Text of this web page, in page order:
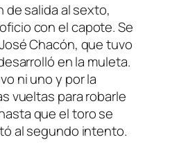
de salida al sexto,
con el capote. Se
Chacón, que tuvo
en la muleta.
ni uno y por la
vueltas para robarle
que el toro se
al segundo intento.